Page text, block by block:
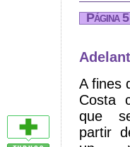
Página
A fines
Costa
que
partir